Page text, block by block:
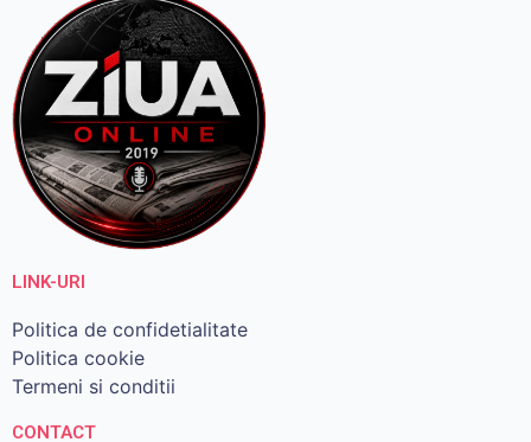
LINK-URI
Politica de confidetialitate
Politica cookie
Termeni si conditii
CONTACT